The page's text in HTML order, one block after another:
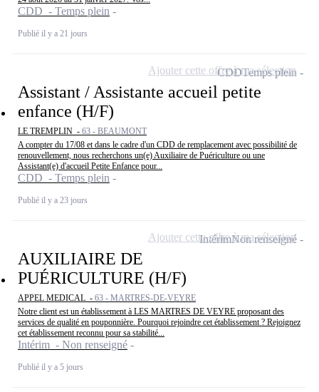
CDD - Temps plein
Publié il y a 21 jours
Assistant / Assistante accueil petite
enfance (H/F)
LE TREMPLIN - 63 - BEAUMONT
A compter du 17/08 et dans le cadre d'un CDD de remplacement avec possibilité de
renouvellement, nous recherchons un(e) Auxiliaire de Puériculture ou une
Assistant(e) d'accueil Petite Enfance pour...
CDD - Temps plein
Publié il y a 23 jours
CDDTemps plein
Ajouter cette offre à ma sélection
AUXILIAIRE DE
PUÉRICULTURE (H/F)
APPEL MEDICAL - 63 - MARTRES-DE-VEYRE
Notre client est un établissement à LES MARTRES DE VEYRE proposant des
services de qualité en pouponnière. Pourquoi rejoindre cet établissement ? Rejoignez
cet établissement reconnu pour sa stabilité...
Intérim - Non renseigné
Publié il y a 5 jours
IntérimNon renseigné
Ajouter cette offre à ma sélection